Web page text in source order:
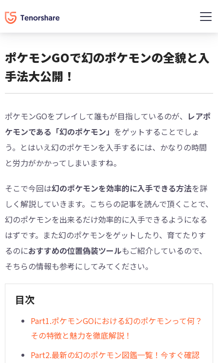
ポケモンGOで幻のポケモンの全貌と入
手法大公開！
ポケモンGOをプレイして誰もが目指しているのが、 レアポ
ケモンである「幻のポケモン」 をゲットすることでしょ
う。とはいえ幻のポケモンを入手するには、かなりの時間
と労力がかかってしまいますね。
そこで今回は幻のポケモンを効率的に入手できる方法を詳
しく解説していきます。こちらの記事を読んで頂くことで、
幻のポケモンを出来るだけ効率的に入手できるようになる
はずです。また幻のポケモンをゲットしたり、育てたりす
るのにおすすめの位置偽装ツールもご紹介しているので、
そちらの情報も参考にしてみてください。
目次
Part1.ポケモンGOにおける幻のポケモンって何？
その特徴と魅力を徹底解説！
Part2.最新の幻のポケモン図鑑一覧！今すぐ確認